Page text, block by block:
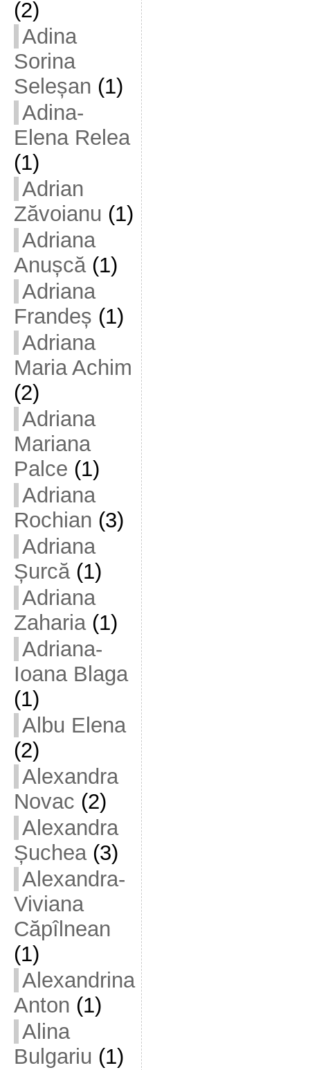
(2)
Adina
Sorina
Seleșan (1)
Adina-
Elena Relea
(1)
Adrian
Zăvoianu (1)
Adriana
Anușcă(1)
Adriana
Frandeș (1)
Adriana
Maria Achim
(2)
Adriana
Mariana
Palce (1)
Adriana
Rochian (3)
Adriana
Șurcă(1)
Adriana
Zaharia(1)
Adriana-
Ioana Blaga
(1)
Albu Elena
(2)
Alexandra
Novac (2)
Alexandra
Șuchea(3)
Alexandra-
Viviana
Căpîlnean
(1)
Alexandrina
Anton (1)
Alina
Bulgariu (1)